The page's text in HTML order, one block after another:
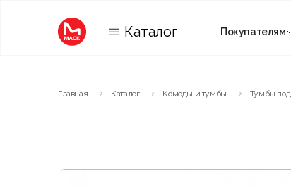
Каталог Покупателям
Главная Каталог Комоды и тумбы Тумбы